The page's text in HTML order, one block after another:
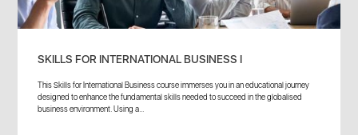
SKILLS FOR INTERNATIONAL BUSINESS I
This Skills for International Business course immerses you in an educational journey
designed to enhance the fundamental skills needed to succeed in the globalised
business environment. Using a...